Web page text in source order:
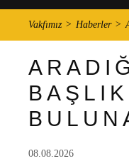
Vakfımız Haberler
BAŞLIK
08.08.2026